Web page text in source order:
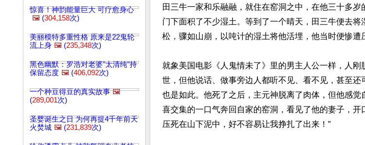
惊喜！神韵能量巨大 可疗愈身心
🖼️ (304,158次)
美丽模特多重性格 原来是22鬼轮
流上身 🖼️ (235,348次)
黑色幽默：罗浩对老婆"太清纯"持
保留态度 🖼️ (406,092次)
一个种豆得豆的真实故事 🖼️
(289,001次)
圣婴诞生之日 为何再提4千年前天
火焚城 🖼️ (231,839次)
田三牛一家和乐融融，就住在窑洞之中，在他三十多
门下面积了不少湿土。等到了一个晴天，田三牛便去
松，骤如山崩，以吨计的湿土将他活埋，他当时便惨遭
就象美国电影《人鬼情未了》里的男主人公一样，人刚
世，但他说话、做事旁边人都听不见、看不见，甚至
也是如此。他死了之后，主元神脱离了肉体，但他感
喜交集的一口气奔回自家的窑洞，看见了他的妻子，开
压死在山下泥中，好不容易让我挣扎了出来！”